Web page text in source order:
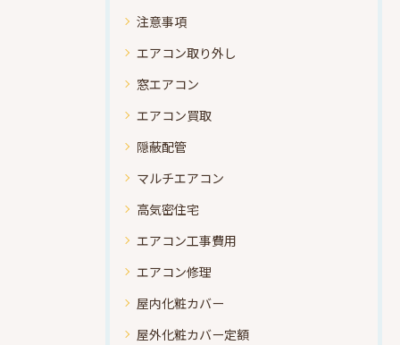
注意事項
エアコン取り外し
窓エアコン
エアコン買取
隠蔽配管
マルチエアコン
高気密住宅
エアコン工事費用
エアコン修理
屋内化粧カバー
屋外化粧カバー定額